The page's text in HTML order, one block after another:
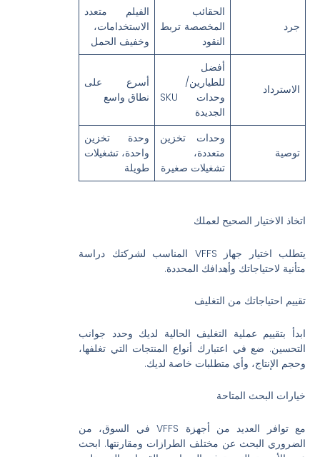
جرد
الحقائب
المخصصة تربط
النقود
الفيلم متعدد
الاستخدامات،
وخفيف الحمل
الاسترداد
أفضل
للطيارين/
وحدات SKU
الجديدة
أسرع على
نطاق واسع
توصية
وحدات تخزين
متعددة،
تشغيلات صغيرة
وحدة تخزين
واحدة، تشغيلات
طويلة
اتخاذ الاختيار الصحيح لعملك
يتطلب اختيار جهاز VFFS المناسب لشركتك دراسة
متأنية لاحتياجاتك وأهدافك المحددة.
تقييم احتياجاتك من التغليف
ابدأ بتقييم عملية التغليف الحالية لديك وحدد جوانب
التحسين. ضع في اعتبارك أنواع المنتجات التي تغلفها،
وحجم الإنتاج، وأي متطلبات خاصة لديك.
خيارات البحث المتاحة
مع توافر العديد من أجهزة VFFS في السوق، من
الضروري البحث عن مختلف الطرازات ومقارنتها. ابحث